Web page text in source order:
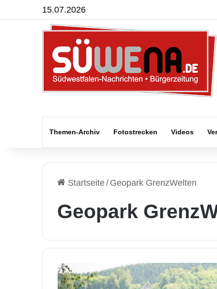
15.07.2026
Themen-Archiv Fotostrecken Videos
Startseite/ Geopark GrenzWelten
Geopark